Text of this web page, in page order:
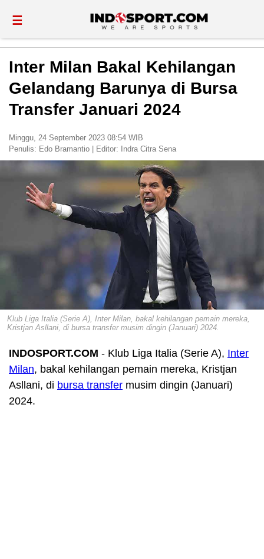
☰
Inter Milan Bakal Kehilangan
Gelandang Barunya di Bursa
Transfer Januari 2024
Minggu, 24 September 2023 08:54 WIB
Penulis: Edo Bramantio Editor: Indra Citra Sena
Klub Liga Italia (Serie A), Inter Milan, bakal kehilangan pemain mereka,
Kristjan Asllani, di bursa transfer musim dingin (Januari) 2024.
INDOSPORT.COM - Klub Liga Italia (Serie A), Inter
Milan, bakal kehilangan pemain mereka, Kristjan
Asllani, di bursa transfer musim dingin (Januari)
2024.